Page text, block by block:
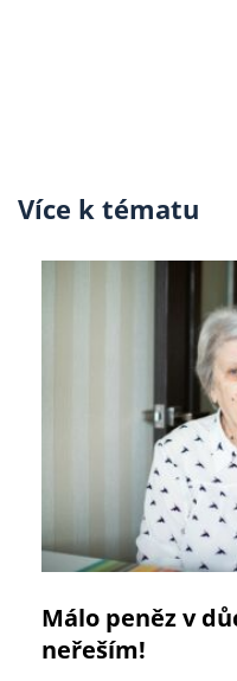
Více k tématu
Málo peněz v
neřeším!